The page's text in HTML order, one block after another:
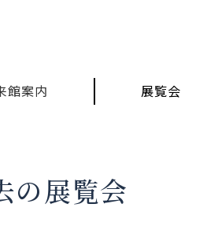
館案内 展覧会
の展覧会